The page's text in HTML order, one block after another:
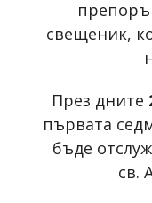
свещеник,
През дните
първата
бъде
св.